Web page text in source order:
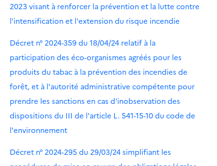
2023 visant à renforcer la prévention et la lutte contre
l'intensification et l'extension du risque incendie
Décret n° 2024-359 du 18/04/24 relatif à la
participation des éco-organismes agréés pour les
produits du tabac à la prévention des incendies de
forêt, et à l'autorité administrative compétente pour
prendre les sanctions en cas d'inobservation des
dispositions du III de l'article L. 541-15-10 du code de
l'environnement
Décret n° 2024-295 du 29/03/24 simplifiant les